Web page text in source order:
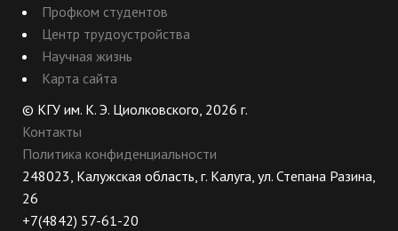
Профком студентов
Центр трудоустройства
Научная жизнь
Карта сайта
© КГУ им. К. Э. Циолковского, 2026 г.
Контакты
Политика конфиденциальности
248023, Калужская область, г. Калуга, ул. Степана Разина,
26
+7(4842) 57-61-20